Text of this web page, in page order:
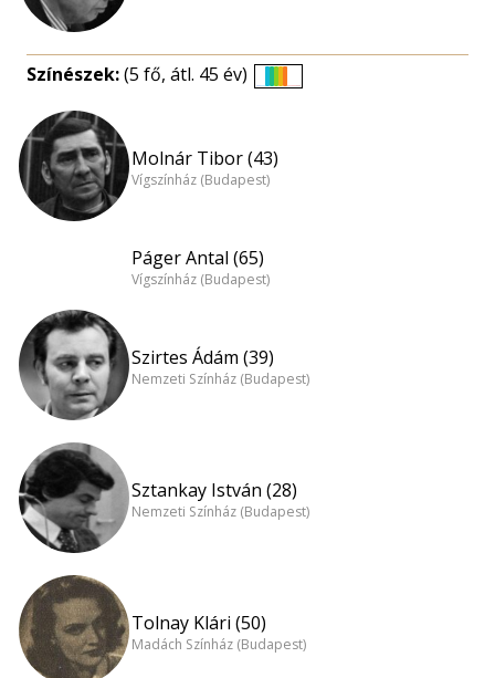
Színészek:(5 fő, átl. 45 év)
nagyítása
Molnár Tibor (43)
Vígszínház (Budapest)
Páger Antal (65)
Vígszínház (Budapest)
Szirtes Ádám (39)
Nemzeti Színház (Budapest)
Sztankay István (28)
Nemzeti Színház (Budapest)
Tolnay Klári (50)
Madách Színház (Budapest)